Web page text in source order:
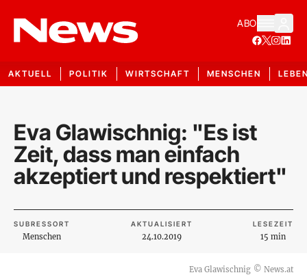
ABO
AKTUELL POLITIK WIRTSCHAFT MENSCHEN
Eva Glawischnig: "Es ist
Zeit, dass man einfach
akzeptiert und respektiert"
SUBRESSORT
Menschen
AKTUALISIERT
24.10.2019
LESEZEIT
15 min
Eva Glawischnig © News.at